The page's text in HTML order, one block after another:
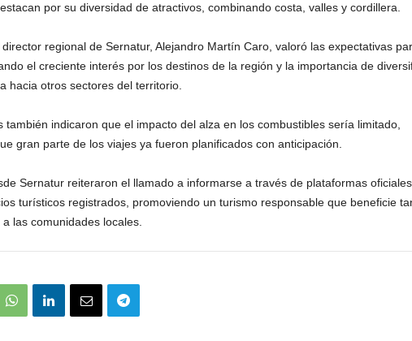
por su diversidad de atractivos, combinando costa, valles y cordillera.
regional de Sernatur, Alejandro Martín Caro, valoró las expectativas
el creciente interés por los destinos de la región y la importancia de
hacia otros sectores del territorio.
también indicaron que el impacto del alza en los combustibles sería limitado,
gran parte de los viajes ya fueron planificados con anticipación.
Sernatur reiteraron el llamado a informarse a través de plataformas
turísticos registrados, promoviendo un turismo responsable que beneficie
las comunidades locales.